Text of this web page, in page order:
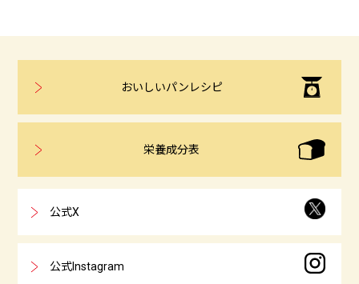
おいしいパンレシピ
栄養成分表
公式X
公式Instagram